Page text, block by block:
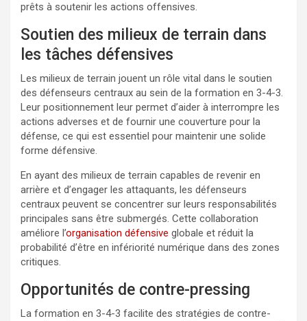
prêts à soutenir les actions offensives.
Soutien des milieux de terrain dans
les tâches défensives
Les milieux de terrain jouent un rôle vital dans le soutien
des défenseurs centraux au sein de la formation en 3-4-3.
Leur positionnement leur permet d’aider à interrompre les
actions adverses et de fournir une couverture pour la
défense, ce qui est essentiel pour maintenir une solide
forme défensive.
En ayant des milieux de terrain capables de revenir en
arrière et d’engager les attaquants, les défenseurs
centraux peuvent se concentrer sur leurs responsabilités
principales sans être submergés. Cette collaboration
améliore l’organisation défensive globale et réduit la
probabilité d’être en infériorité numérique dans des zones
critiques.
Opportunités de contre-pressing
La formation en 3-4-3 facilite des stratégies de contre-